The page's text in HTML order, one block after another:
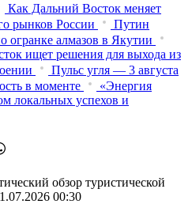
Как Дальний Восток меняет
рынков России
Путин
огранке алмазов в Якутии
ищет решения для выхода из
Пульс угля — 3 августа
в моменте
«Энергия
локальных успехов и
обзор туристической
00:30